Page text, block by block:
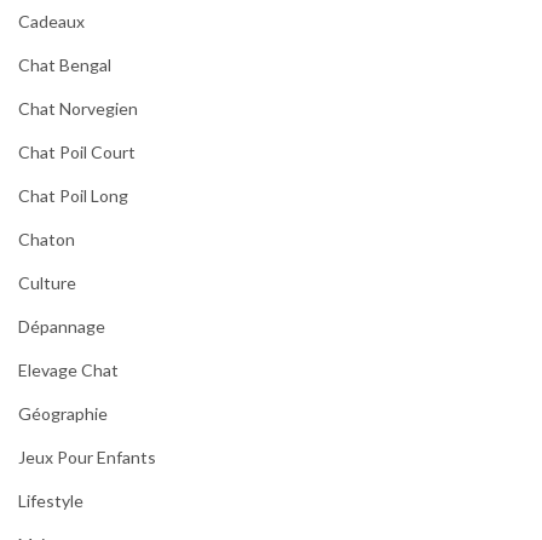
Cadeaux
Chat Bengal
Chat Norvegien
Chat Poil Court
Chat Poil Long
Chaton
Culture
Dépannage
Elevage Chat
Géographie
Jeux Pour Enfants
Lifestyle